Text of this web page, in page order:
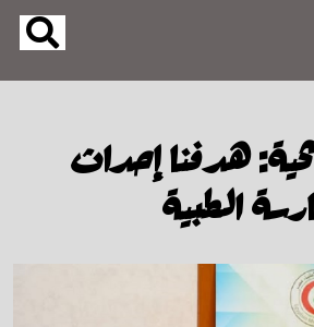
هدفنا إحداث
الطبية